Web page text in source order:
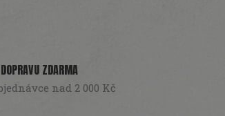
ZDARMA
nad 2 000 Kč